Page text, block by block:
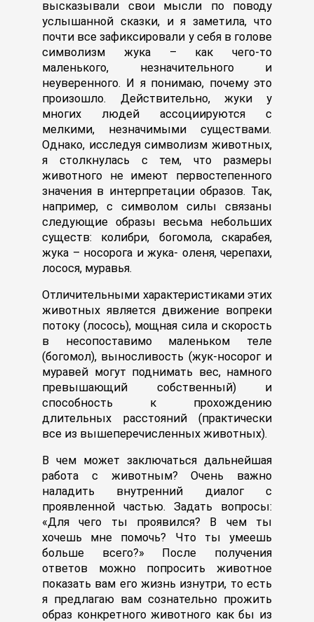
высказывали свои мысли по поводу
услышанной сказки, и я заметила, что
почти все зафиксировали у себя в голове
символизм жука – как чего-то
маленького, незначительного и
неуверенного. И я понимаю, почему это
произошло. Действительно, жуки у
многих людей ассоциируются с
мелкими, незначимыми существами.
Однако, исследуя символизм животных,
я столкнулась с тем, что размеры
животного не имеют первостепенного
значения в интерпретации образов. Так,
например, с символом силы связаны
следующие образы весьма небольших
существ: колибри, богомола, скарабея,
жука – носорога и жука- оленя, черепахи,
лосося, муравья.
Отличительными характеристиками этих
животных является движение вопреки
потоку (лосось), мощная сила и скорость
в несопоставимо маленьком теле
(богомол), выносливость (жук-носорог и
муравей могут поднимать вес, намного
превышающий собственный) и
способность к прохождению
длительных расстояний (практически
все из вышеперечисленных животных).
В чем может заключаться дальнейшая
работа с животным? Очень важно
наладить внутренний диалог с
проявленной частью. Задать вопросы:
«Для чего ты проявился? В чем ты
хочешь мне помочь? Что ты умеешь
больше всего?» После получения
ответов можно попросить животное
показать вам его жизнь изнутри, то есть
я предлагаю вам сознательно прожить
образ конкретного животного как бы из